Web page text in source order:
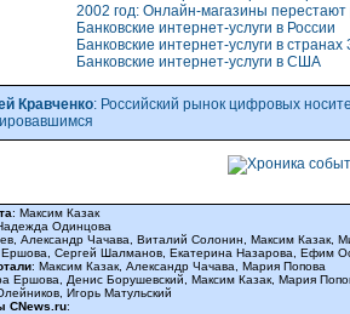
2002 год: Онлайн-магазины перестают
Банковские интернет-услуги в России
Банковские интернет-услуги в
Банковские интернет-услуги в США
Кравченко: Российский рынок цифровых
: Максим Казак
Одинцова
Александр Чачава, Виталий Солонин, Максим Казак,
Сергей Шалманов, Екатерина Назарова, Ефим
: Максим Казак, Александр Чачава, Мария Попова
Ершова, Денис Борушевский, Максим Казак, Мария
Игорь Матульский
CNews.ru: